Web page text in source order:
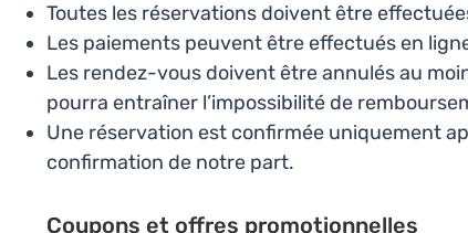
Toutes les réservations doivent être
Les paiements peuvent être effectués en
Les rendez-vous doivent être annulés au
pourra entraîner l’impossibilité de
Une réservation est confirmée uniquement
confirmation de notre part.
Coupons et offres promotionnelles